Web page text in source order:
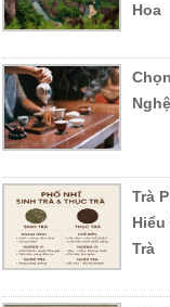
Hoa
Trà
Trà